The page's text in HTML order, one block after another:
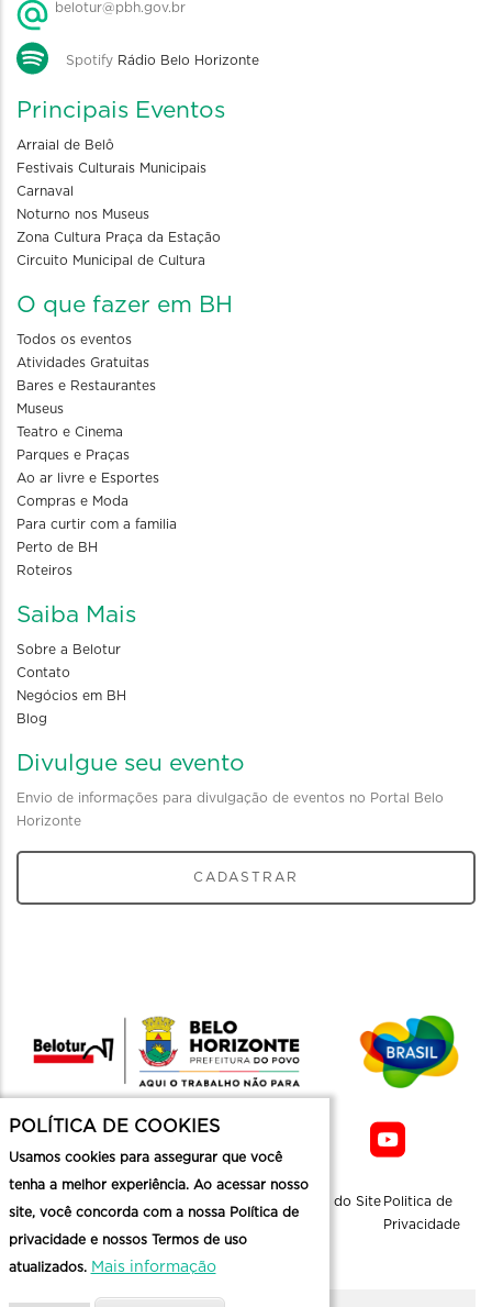
belotur@pbh.gov.br
Spotify Rádio Belo Horizonte
Principais Eventos
Arraial de Belô
Festivais Culturais Municipais
Carnaval
Noturno nos Museus
Zona Cultura Praça da Estação
Circuito Municipal de Cultura
O que fazer em BH
Todos os eventos
Atividades Gratuitas
Bares e Restaurantes
Museus
Teatro e Cinema
Parques e Praças
Ao ar livre e Esportes
Compras e Moda
Para curtir com a familia
Perto de BH
Roteiros
Saiba Mais
Sobre a Belotur
Contato
Negócios em BH
Blog
Divulgue seu evento
Envio de informações para divulgação de eventos no Portal Belo
Horizonte
CADASTRAR
Mapa do Site Politica de
Privacidade
POLÍTICA DE COOKIES
Usamos cookies para assegurar que você
tenha a melhor experiência. Ao acessar nosso
site, você concorda com a nossa Política de
privacidade e nossos Termos de uso
atualizados. Mais informação